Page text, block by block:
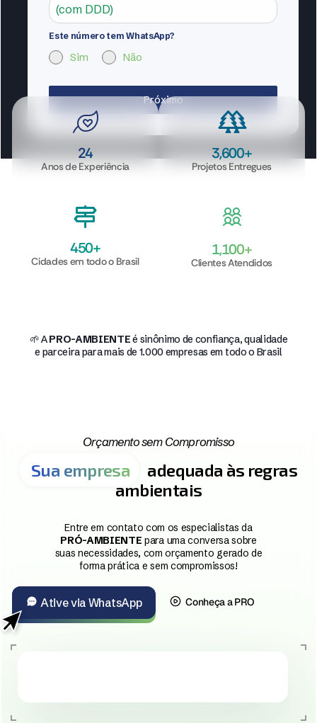
Este número tem WhatsApp?
Sim Não
Próximo
24
Anos de Experiência
3,600+
Projetos Entregues
450+
Cidades em todo o Brasil
1,100+
Clientes Atendidos
🌱 APRO-AMBIENTEé sinônimo de confiança, qualidade
e parceira para mais de 1.000 empresas em todo o Brasil
Orçamento sem Compromisso
Sua empresa
adequada às regras
ambientais
Entre em contato com os especialistas da
PRÓ-AMBIENTE para uma conversa sobre
suas necessidades, com orçamento gerado de
forma prática e sem compromissos!
Ative via WhatsApp Conheça a PRO